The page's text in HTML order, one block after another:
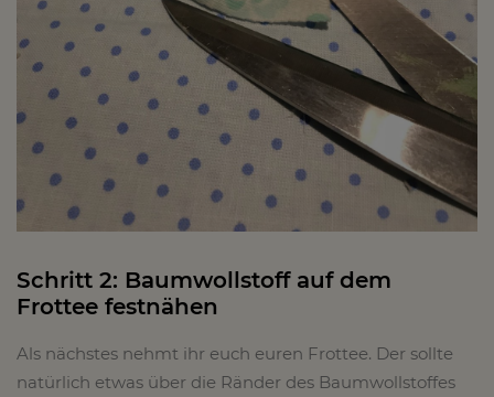
Schritt 2: Baumwollstoff auf dem
Frottee festnähen
Als nächstes nehmt ihr euch euren Frottee. Der sollte
natürlich etwas über die Ränder des Baumwollstoffes